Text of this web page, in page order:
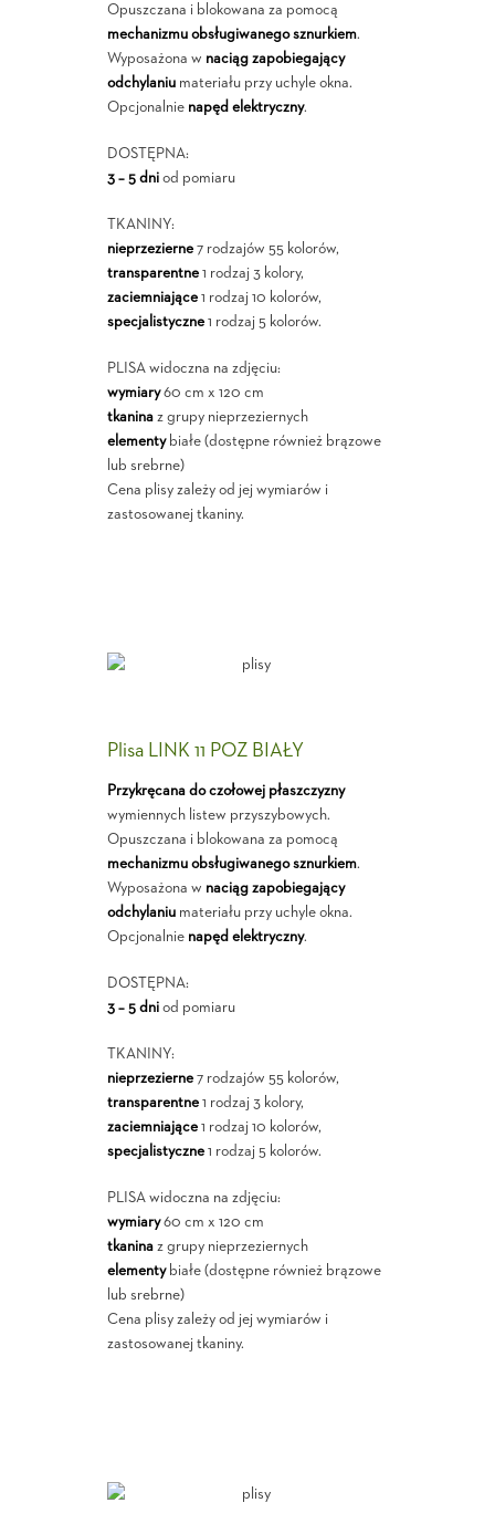
Opuszczana i blokowana za pomocą
mechanizmu obsługiwanego sznurkiem.
Wyposażona w naciąg zapobiegający
odchylaniumateriału przy uchyle okna.
Opcjonalnie napęd elektryczny.
DOSTĘPNA:
3 – 5 dniod pomiaru
TKANINY:
nieprzezierne7 rodzajów 55 kolorów,
transparentne1 rodzaj 3 kolory,
zaciemniające1 rodzaj 10 kolorów,
specjalistyczne1 rodzaj 5 kolorów.
PLISA widoczna na zdjęciu:
wymiary60 cm x 120 cm
tkaninaz grupy nieprzeziernych
elementybiałe (dostępne również brązowe
lub srebrne)
Cena plisy zależy od jej wymiarów i
zastosowanej tkaniny.
Plisa LINK 11 POZ BIAŁY
Przykręcana do czołowej płaszczyzny
wymiennych listew przyszybowych.
Opuszczana i blokowana za pomocą
mechanizmu obsługiwanego sznurkiem.
Wyposażona w naciąg zapobiegający
odchylaniumateriału przy uchyle okna.
Opcjonalnie napęd elektryczny.
DOSTĘPNA:
3 – 5 dniod pomiaru
TKANINY:
nieprzezierne7 rodzajów 55 kolorów,
transparentne1 rodzaj 3 kolory,
zaciemniające1 rodzaj 10 kolorów,
specjalistyczne1 rodzaj 5 kolorów.
PLISA widoczna na zdjęciu:
wymiary60 cm x 120 cm
tkaninaz grupy nieprzeziernych
elementybiałe (dostępne również brązowe
lub srebrne)
Cena plisy zależy od jej wymiarów i
zastosowanej tkaniny.